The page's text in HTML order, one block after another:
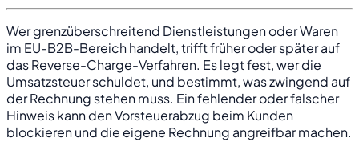
Wer grenzüberschreitend Dienstleistungen oder Waren
im EU-B2B-Bereich handelt, trifft früher oder später auf
das Reverse-Charge-Verfahren. Es legt fest, wer die
Umsatzsteuer schuldet, und bestimmt, was zwingend auf
der Rechnung stehen muss. Ein fehlender oder falscher
Hinweis kann den Vorsteuerabzug beim Kunden
blockieren und die eigene Rechnung angreifbar machen.